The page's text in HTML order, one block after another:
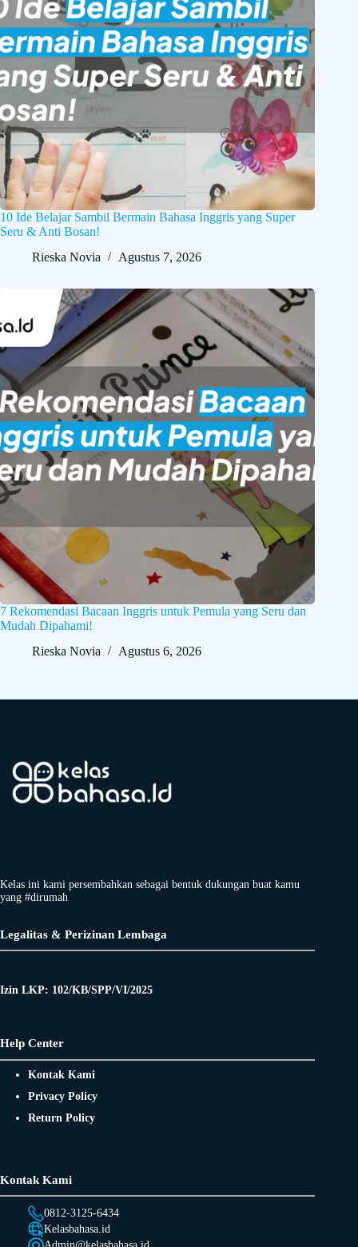
10 Ide Belajar Sambil Bermain Bahasa Inggris yang Super
Seru & Anti Bosan!
Rieska Novia
Agustus 7, 2026
7 Rekomendasi Bacaan Inggris untuk Pemula yang Seru dan
Mudah Dipahami!
Rieska Novia
Agustus 6, 2026
Kelas ini kami persembahkan sebagai bentuk dukungan buat kamu
yang #dirumah
Legalitas & Perizinan Lembaga
Izin LKP: 102/KB/SPP/VI/2025
Help Center
Kontak Kami
Privacy Policy
Return Policy
Kontak Kami
0812-3125-6434
Kelasbahasa.id